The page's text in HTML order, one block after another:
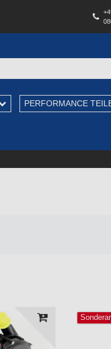
PERFORMANCE